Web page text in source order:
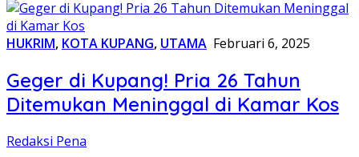
HUKRIM, KOTA KUPANG, UTAMA Februari 6, 2025
Geger di Kupang! Pria 26 Tahun
Ditemukan Meninggal di Kamar Kos
Redaksi Pena